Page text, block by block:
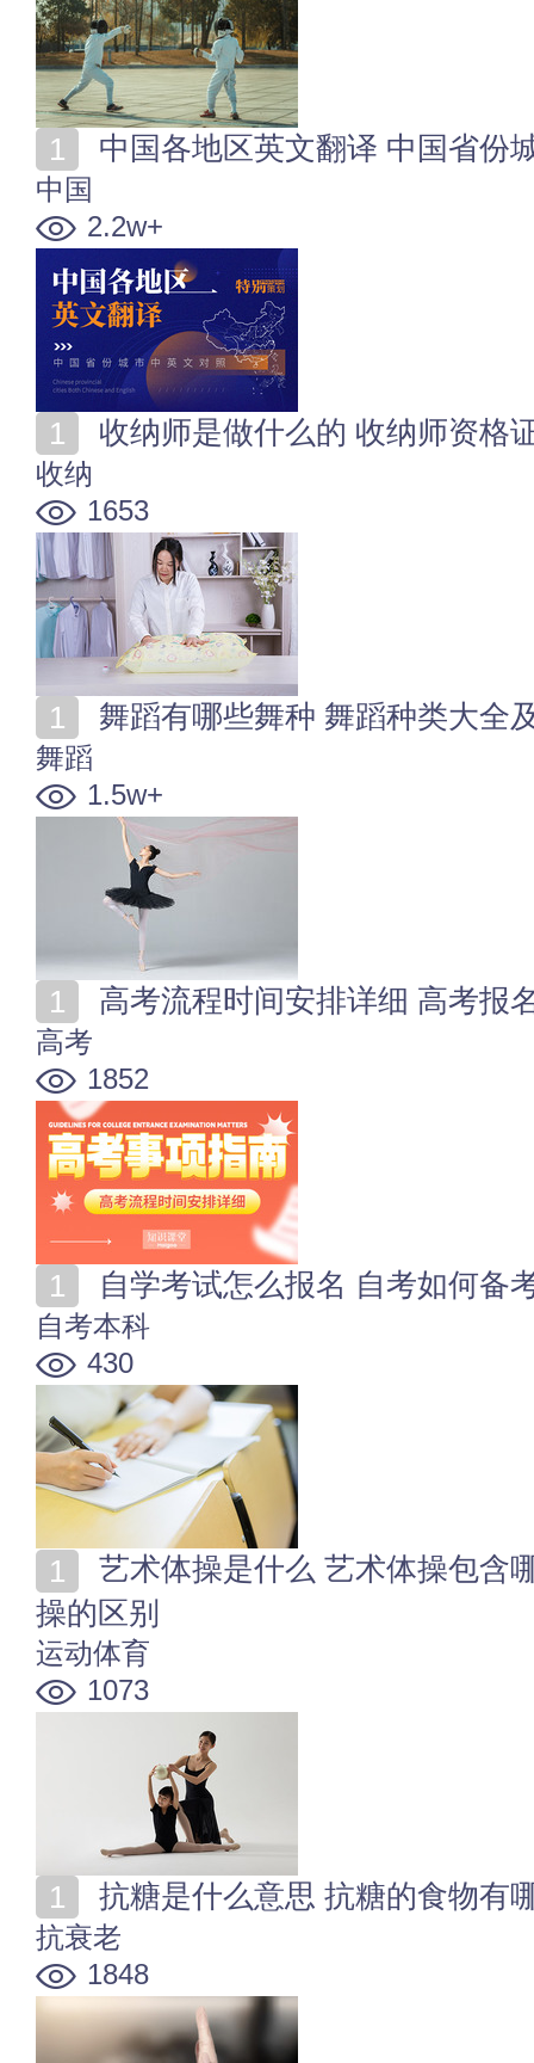
中国各地区英文翻译 中国省份
中国
2.2w+
收纳师是做什么的 收纳师资格
收纳
1653
舞蹈有哪些舞种 舞蹈种类大全
舞蹈
1.5w+
高考流程时间安排详细 高考报
高考
1852
自学考试怎么报名 自考如何备
自考本科
430
操的区别
运动体育
1073
抗糖是什么意思 抗糖的食物有
抗衰老
1848